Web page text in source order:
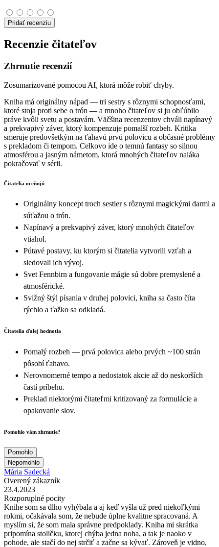
Pridať recenziu
Recenzie čitateľov
Zhrnutie recenzií
Zosumarizované pomocou AI, ktorá môže robiť chyby.
Kniha má originálny nápad — tri sestry s rôznymi schopnosťami,
ktoré stoja proti sebe o trón — a mnoho čitateľov si ju obľúbilo
práve kvôli svetu a postavám. Väčšina recenzentov chváli napínavý
a prekvapivý záver, ktorý kompenzuje pomalší rozbeh. Kritika
smeruje predovšetkým na ťahavú prvú polovicu a občasné problémy
s prekladom či tempom. Celkovo ide o temnú fantasy so silnou
atmosférou a jasným námetom, ktorá mnohých čitateľov naláka
pokračovať v sérii.
Čitatelia oceňujú
Originálny koncept troch sestier s rôznymi magickými darmi a
súťažou o trón.
Napínavý a prekvapivý záver, ktorý mnohých čitateľov
vtiahol.
Pútavé postavy, ku ktorým si čitatelia vytvorili vzťah a
sledovali ich vývoj.
Svet Fennbirn a fungovanie mágie sú dobre premyslené a
atmosférické.
Svižný štýl písania v druhej polovici, kniha sa často číta
rýchlo a ťažko sa odkladá.
Čitatelia ďalej hodnotia
Pomalý rozbeh — prvá polovica alebo prvých ~100 strán
pôsobí ťahavo.
Nerovnomerné tempo a nedostatok akcie až do neskorších
častí príbehu.
Preklad niektorými čitateľmi kritizovaný za formulácie a
opakovanie slov.
Pomohlo vám zhrnutie?
Pomohlo
Nepomohlo
Mária Sadecká
Overený zákazník
23.4.2023
Rozporuplné pocity
Knihe som sa dlho vyhýbala a aj keď vyšla už pred niekoľkými
rokmi, očakávala som, že nebude úplne kvalitne spracovaná. A
myslím si, že som mala správne predpoklady. Kniha mi skrátka
pripomína stoličku, ktorej chýba jedna noha, a tak je naoko v
pohode, ale stačí do nej strčiť a začne sa kývať. Zároveň je vidno,